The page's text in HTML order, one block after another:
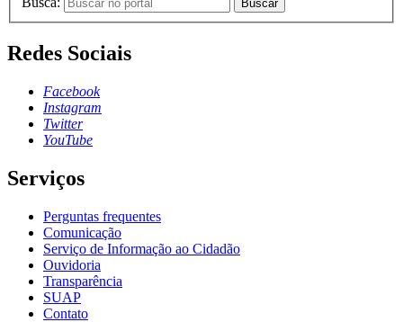
Buscar
Redes Sociais
Facebook
Instagram
Twitter
YouTube
Serviços
Perguntas frequentes
Comunicação
Serviço de Informação ao Cidadão
Ouvidoria
Transparência
SUAP
Contato